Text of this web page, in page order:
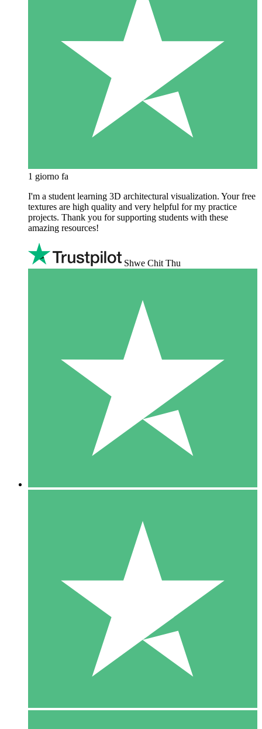
1 giorno fa
I'm a student learning 3D architectural visualization. Your free
textures are high quality and very helpful for my practice
projects. Thank you for supporting students with these
amazing resources!
Shwe Chit Thu